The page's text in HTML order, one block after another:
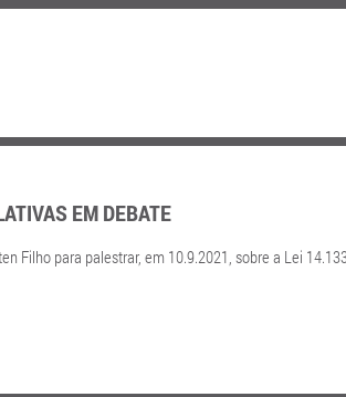
EM DEBATE
para palestrar, em 10.9.2021, sobre a Lei